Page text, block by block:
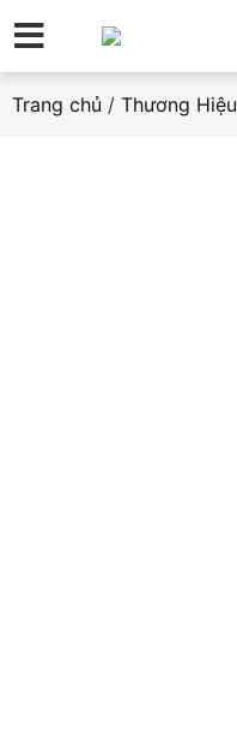
Trang chủ / Thương Hiệu